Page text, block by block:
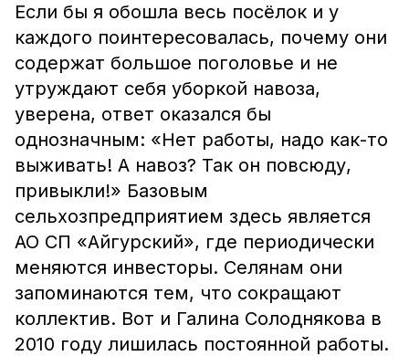
Если бы я обошла весь посёлок и у
каждого поинтересовалась, почему они
содержат большое поголовье и не
утруждают себя уборкой навоза,
уверена, ответ оказался бы
однозначным: «Нет работы, надо как-то
выживать! А навоз? Так он повсюду,
привыкли!» Базовым
сельхозпредприятием здесь является
АО СП «Айгурский», где периодически
меняются инвесторы. Селянам они
запоминаются тем, что сокращают
коллектив. Вот и Галина Солоднякова в
2010 году лишилась постоянной работы.